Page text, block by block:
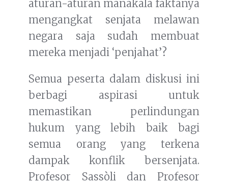
aturan-aturan manakala faktanya
mengangkat senjata melawan
negara saja sudah membuat
mereka menjadi ‘penjahat’?
Semua peserta dalam diskusi ini
berbagi aspirasi untuk
memastikan perlindungan
hukum yang lebih baik bagi
semua orang yang terkena
dampak konflik bersenjata.
Profesor Sassòli dan Profesor